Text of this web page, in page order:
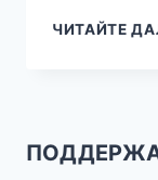
ЧИТАЙТЕ